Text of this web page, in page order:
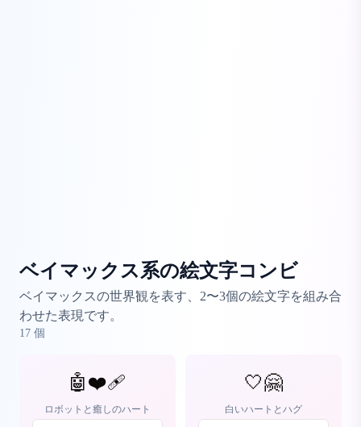
ベイマックス系の絵文字コンビ
ベイマックスの世界観を表す、2〜3個の絵文字を組み合
わせた表現です。
17 個
🤖❤️‍🩹
ロボットと癒しのハート
🤍🤗
白いハートとハグ